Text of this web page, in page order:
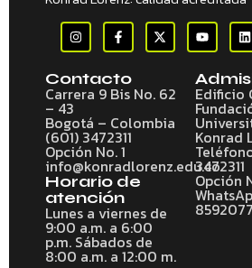
Contacto
Carrera 9 Bis No. 62
– 43
Bogotá – Colombia
(601) 3472311
Opción No. 1
info@konradlorenz.edu.co
Horario de
atención
Lunes a viernes de
9:00 a.m. a 6:00
p.m. Sábados de
8:00 a.m. a 12:00 m.
Edificio
Konrad
3472311
Opción
8592077